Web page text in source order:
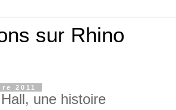
sur Rhino
2011
une histoire